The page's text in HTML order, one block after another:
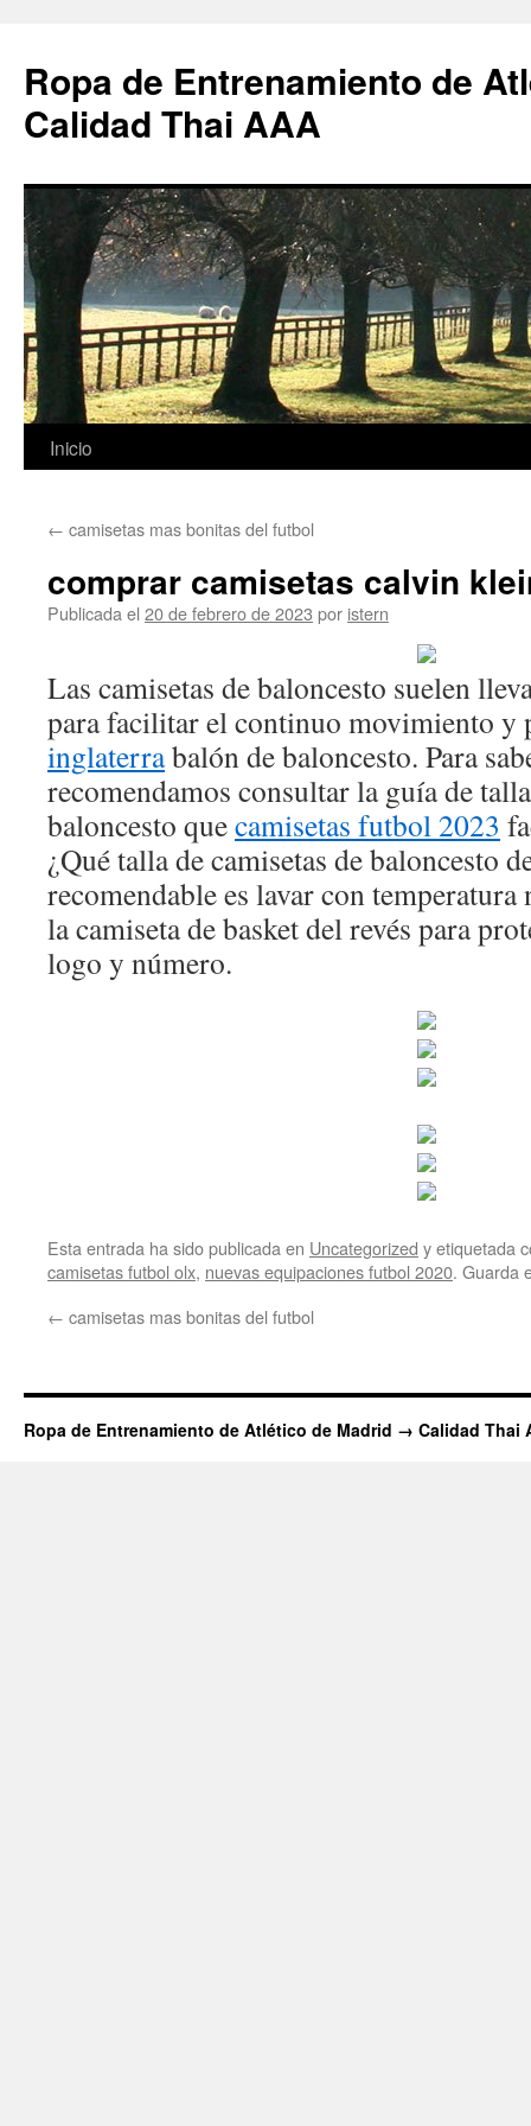
Ropa de Entrenamiento de
Calidad Thai AAA
Saltar
contenido
Inicio
← camisetas mas bonitas del futbol
comprar camisetas calvin
Publicada el 20 de febrero de 2023 por istern
Las camisetas de baloncesto suelen
para facilitar el continuo movimiento y
inglaterrabalón de baloncesto. Para
recomendamos consultar la guía de
baloncesto quecamisetas futbol 2023
¿Qué talla de camisetas de baloncesto
recomendable es lavar con
la camiseta de basket del revés para
logo y número.
Esta entrada ha sido publicada en Uncategorized y etiquetada
camisetas futbol olx, nuevas equipaciones futbol 2020. Guarda
← camisetas mas bonitas del futbol
Ropa de Entrenamiento de Atlético de Madrid → Calidad Thai